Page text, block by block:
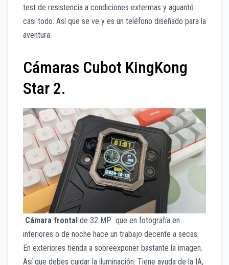
test de resistencia a condiciones extermas y aguantó
casi todo. Así que se ve y es un teléfono diseñado para la
aventura.
Cámaras Cubot KingKong
Star 2.
Cámara frontal de 32 MP que en fotografía en
interiores o de noche hace un trabajo decente a secas.
En exteriores tienda a sobreexponer bastante la imagen.
Así que debes cuidar la iluminación. Tiene ayuda de la IA,